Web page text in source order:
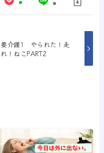
要介護1 やられた！走
れ！ねこPART2